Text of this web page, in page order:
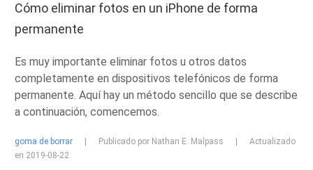
Cómo eliminar fotos en un iPhone de forma
permanente
Es muy importante eliminar fotos u otros datos
completamente en dispositivos telefónicos de forma
permanente. Aquí hay un método sencillo que se describe
a continuación, comencemos.
goma de borrar Publicado por Nathan E. Malpass
Actualizado
en 2019-08-22